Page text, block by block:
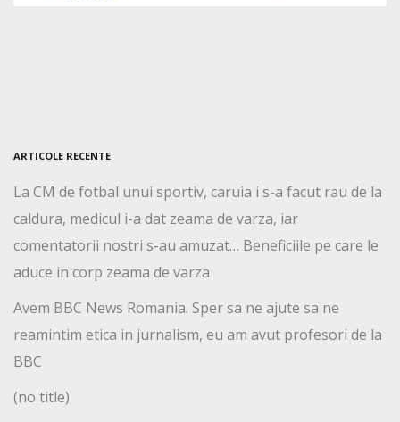
ARTICOLE RECENTE
La CM de fotbal unui sportiv, caruia i s-a facut rau de la
caldura, medicul i-a dat zeama de varza, iar
comentatorii nostri s-au amuzat… Beneficiile pe care le
aduce in corp zeama de varza
Avem BBC News Romania. Sper sa ne ajute sa ne
reamintim etica in jurnalism, eu am avut profesori de la
BBC
(no title)